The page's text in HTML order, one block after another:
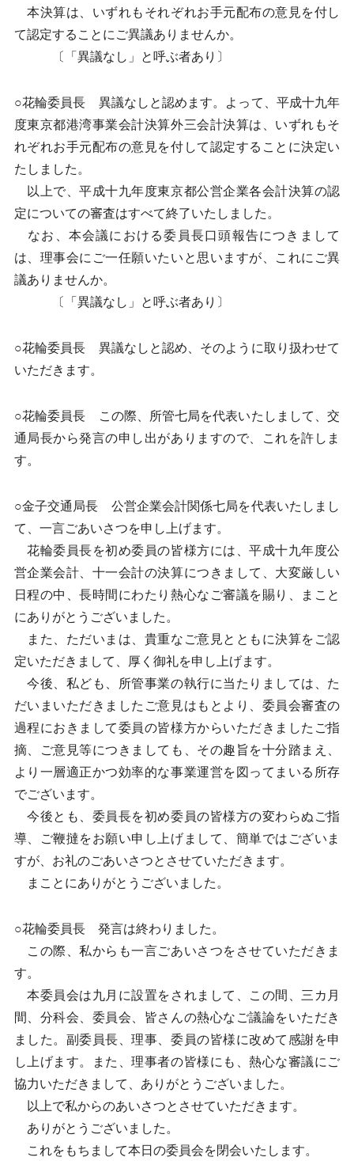
本決算は、いずれもそれぞれお手元配布の意見を付し
て認定することにご異議ありませんか。
〔「異議なし」と呼ぶ者あり〕
○花輪委員長 異議なしと認めます。よって、平成十九年
度東京都港湾事業会計決算外三会計決算は、いずれもそ
れぞれお手元配布の意見を付して認定することに決定い
たしました。
以上で、平成十九年度東京都公営企業各会計決算の認
定についての審査はすべて終了いたしました。
なお、本会議における委員長口頭報告につきまして
は、理事会にご一任願いたいと思いますが、これにご異
議ありませんか。
〔「異議なし」と呼ぶ者あり〕
○花輪委員長 異議なしと認め、そのように取り扱わせて
いただきます。
○花輪委員長 この際、所管七局を代表いたしまして、交
通局長から発言の申し出がありますので、これを許しま
す。
○金子交通局長 公営企業会計関係七局を代表いたしまし
て、一言ごあいさつを申し上げます。
花輪委員長を初め委員の皆様方には、平成十九年度公
営企業会計、十一会計の決算につきまして、大変厳しい
日程の中、長時間にわたり熱心なご審議を賜り、まこと
にありがとうございました。
また、ただいまは、貴重なご意見とともに決算をご認
定いただきまして、厚く御礼を申し上げます。
今後、私ども、所管事業の執行に当たりましては、た
だいまいただきましたご意見はもとより、委員会審査の
過程におきまして委員の皆様方からいただきましたご指
摘、ご意見等につきましても、その趣旨を十分踏まえ、
より一層適正かつ効率的な事業運営を図ってまいる所存
でございます。
今後とも、委員長を初め委員の皆様方の変わらぬご指
導、ご鞭撻をお願い申し上げまして、簡単ではございま
すが、お礼のごあいさつとさせていただきます。
まことにありがとうございました。
○花輪委員長 発言は終わりました。
この際、私からも一言ごあいさつをさせていただきま
す。
本委員会は九月に設置をされまして、この間、三カ月
間、分科会、委員会、皆さんの熱心なご議論をいただき
ました。副委員長、理事、委員の皆様に改めて感謝を申
し上げます。また、理事者の皆様にも、熱心な審議にご
協力いただきまして、ありがとうございました。
以上で私からのあいさつとさせていただきます。
ありがとうございました。
これをもちまして本日の委員会を閉会いたします。